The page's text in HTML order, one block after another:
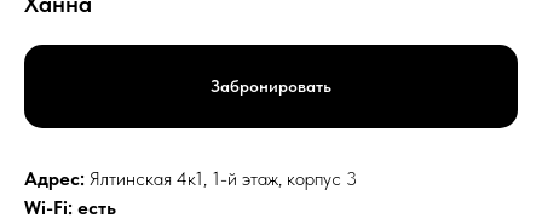
Забронировать
Адрес: Ялтинская 4к1, 1-й этаж, корпус 3
Wi-Fi: есть